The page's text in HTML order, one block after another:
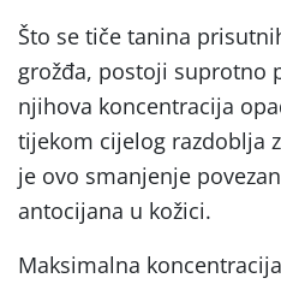
Što se tiče tanina
grožđa, postoji suprotno
njihova koncentracija
tijekom cijelog razdoblja
je ovo smanjenje
antocijana u kožici.
Maksimalna